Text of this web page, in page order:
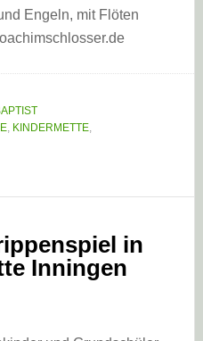
Engeln, mit Flöten
, KINDERMETTE,
in
Inningen